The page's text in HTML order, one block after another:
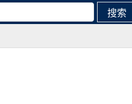
搜索